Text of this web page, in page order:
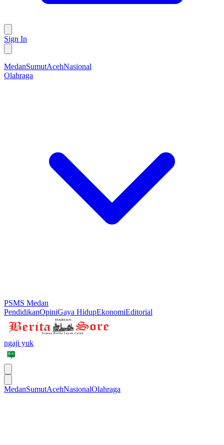
Sign In
MedanSumutAcehNasional
Olahraga
PSMS Medan
PendidikanOpiniGaya HidupEkonomiEditorial
ngaji yuk
MedanSumutAcehNasionalOlahraga